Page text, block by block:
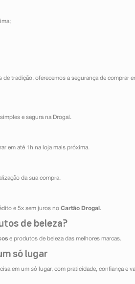
tradição, oferecemos a segurança de
e segura na Drogal.
em até 1h na loja mais próxima.
da sua compra.
e 5x sem juros no Cartão Drogal .
de beleza?
e produtos de beleza das melhores marcas.
só lugar
em um só lugar, com praticidade, confiança e